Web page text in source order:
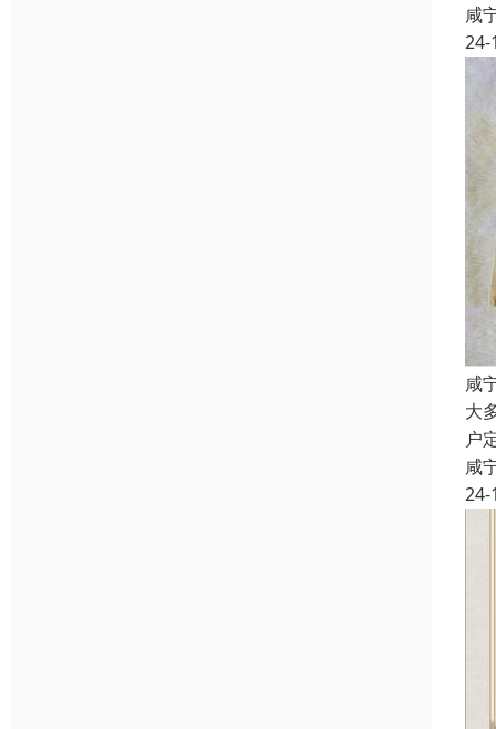
咸
24-
咸
大
户
咸
24-